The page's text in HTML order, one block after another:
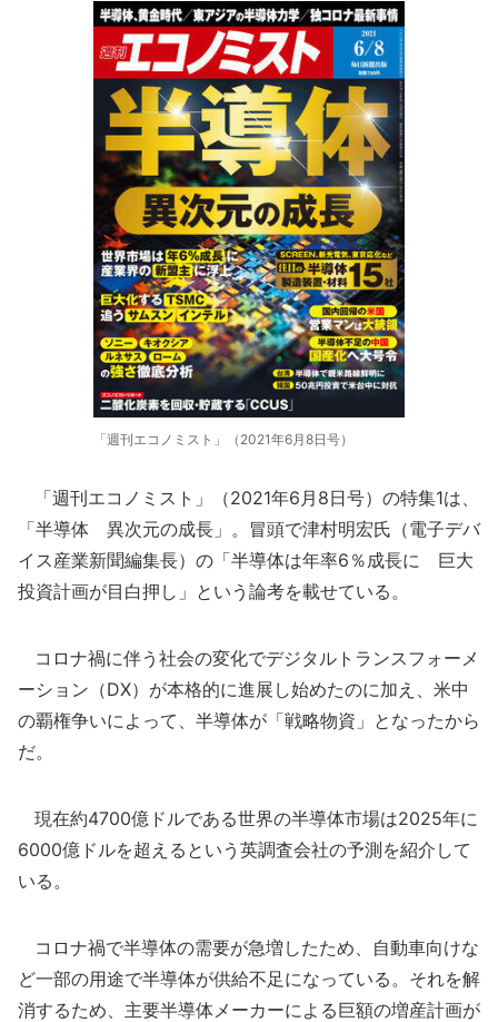
「週刊エコノミスト」（2021年6月8日号）
「週刊エコノミスト」（2021年6月8日号）の特集1は、
「半導体 異次元の成長」。冒頭で津村明宏氏（電子デバ
イス産業新聞編集長）の「半導体は年率6％成長に 巨大
投資計画が目白押し」という論考を載せている。
コロナ禍に伴う社会の変化でデジタルトランスフォーメ
ーション（DX）が本格的に進展し始めたのに加え、米中
の覇権争いによって、半導体が「戦略物資」となったから
だ。
現在約4700億ドルである世界の半導体市場は2025年に
6000億ドルを超えるという英調査会社の予測を紹介して
いる。
コロナ禍で半導体の需要が急増したため、自動車向けな
ど一部の用途で半導体が供給不足になっている。それを解
消するため、主要半導体メーカーによる巨額の増産計画が